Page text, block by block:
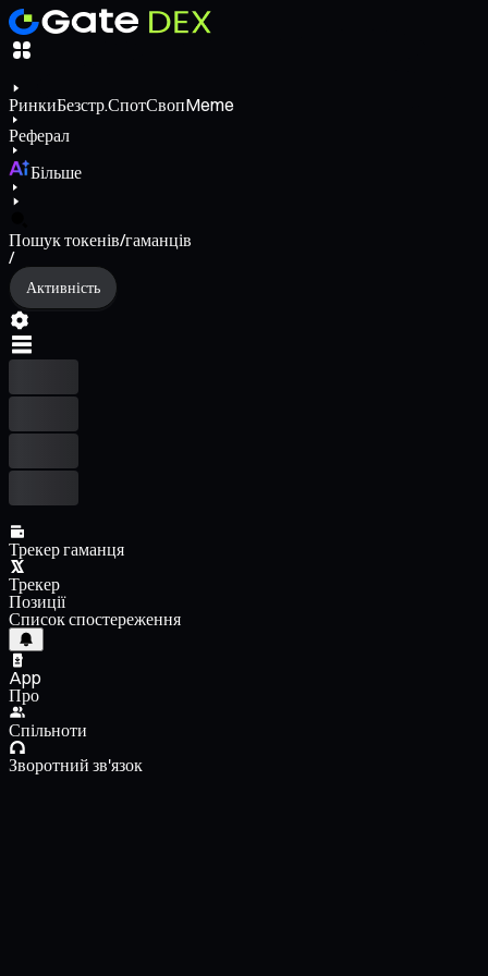
РинкиБезстр.СпотСвопMeme
Реферал
Більше
Пошук токенів/гаманців
/
Активність
Трекер гаманця
Трекер
Позиції
Список спостереження
App
Про
Спільноти
Зворотний зв'язок